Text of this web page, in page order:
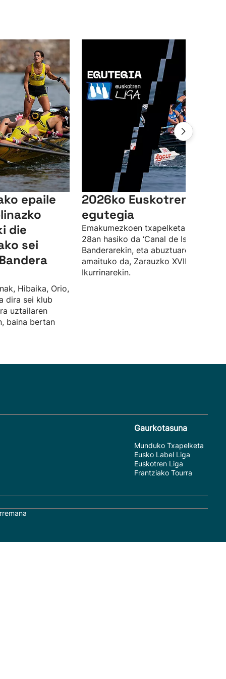
epaile
die
sei
Hibaika, Orio,
dira sei klub
uztailaren
baina bertan
2026ko Euskotren
egutegia
Emakumezkoen txapelketa ekainaren
28an hasiko da ‘Canal de Isabel II’
Banderarekin, eta abuztuaren 23an
amaituko da, Zarauzko XVIII.
Ikurrinarekin.
Gaurkotasuna
Munduko Txapelketa
Eusko Label Liga
Euskotren Liga
Frantziako Tourra